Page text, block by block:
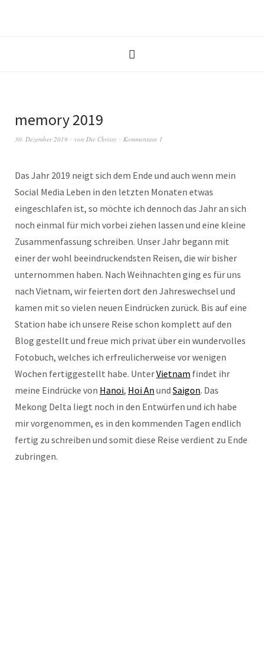
memory 2019
30. Dezember 2019 von Die Chrissy Kommentare 1
Das Jahr 2019 neigt sich dem Ende und auch wenn mein
Social Media Leben in den letzten Monaten etwas
eingeschlafen ist, so möchte ich dennoch das Jahr an sich
noch einmal für mich vorbei ziehen lassen und eine kleine
Zusammenfassung schreiben. Unser Jahr begann mit
einer der wohl beeindruckendsten Reisen, die wir bisher
unternommen haben. Nach Weihnachten ging es für uns
nach Vietnam, wir feierten dort den Jahreswechsel und
kamen mit so vielen neuen Eindrücken zurück. Bis auf eine
Station habe ich unsere Reise schon komplett auf den
Blog gestellt und freue mich privat über ein wundervolles
Fotobuch, welches ich erfreulicherweise vor wenigen
Wochen fertiggestellt habe. UnterVietnam findet ihr
meine Eindrücke von Hanoi, Hoi An und Saigon. Das
Mekong Delta liegt noch in den Entwürfen und ich habe
mir vorgenommen, es in den kommenden Tagen endlich
fertig zu schreiben und somit diese Reise verdient zu Ende
zubringen.